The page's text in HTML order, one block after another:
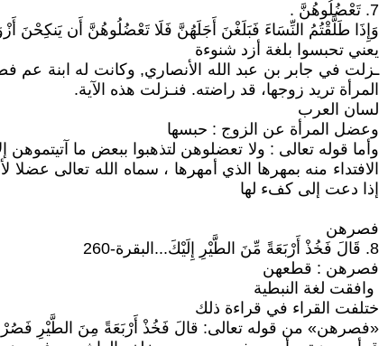
7. تَعْضُلُوهُنَّ .
وَإِذَا طَلَّقْتُمُ النِّسَاءَ فَبَلَغْنَ أَجَلَهُنَّ فَلَا تَعْضُلُوهُنَّ أَن يَنكِحْنَ
يعني تحبسوا بلغة أزد شنوءة
ـزلت في جابر بن عبد الله الأنصاري, وكانت له ابنة عم
المرأة تريد زوجها، قد راضته. فنـزلت هذه الآية.
لسان العرب
وعضل المرأة عن الزوج : حبسها
وأما قوله تعالى : ولا تعضلوهن لتذهبوا ببعض ما
الافتداء منه بمهرها الذي أمهرها ، سماه الله تعالى
إذا دعت إلى كفء لها
فصرهن
8. قَالَ فَخُذْ أَرْبَعَةً مِّنَ الطَّيْرِ إِلَيْكَ...البقرة-260
فصرهن : قطعهن
وافقت لغة النبطية
ختلفت القراء في قراءة ذلك
«فصرهن» من قوله تعالى: قالَ فَخُذْ أَرْبَعَةً مِنَ الطَّيْرِ